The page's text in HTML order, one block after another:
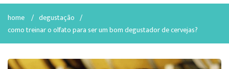
home / degustação /
como treinar o olfato para ser um bom degustador de cervejas?